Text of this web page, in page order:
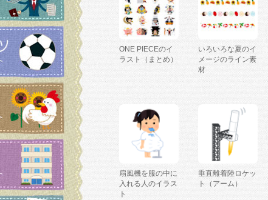
ONE PIECEのイ
ラスト（まとめ）
いろいろな夏のイ
メージのライン素
材
扇風機を服の中に
入れる人のイラス
ト
垂直離着陸ロケッ
ト（アーム）